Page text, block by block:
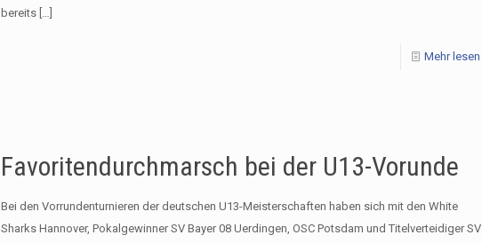
bereits[…]
Mehr lesen
Favoritendurchmarsch bei der U13-Vorunde
Bei den Vorrundenturnieren der deutschen U13-Meisterschaften haben sich mit den White
Sharks Hannover, Pokalgewinner SV Bayer 08 Uerdingen, OSC Potsdam und Titelverteidiger SV